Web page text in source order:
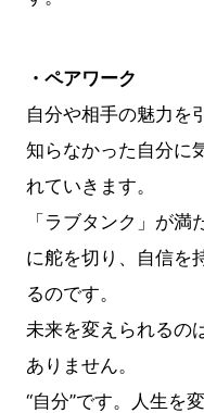
・ペアワーク
自分や相手の魅力を
知らなかった自分に
れていきます。
「ラブタンク」が
に舵を切り、自信を
るのです。
未来を変えられるの
ありません。
“自分”です。人生を